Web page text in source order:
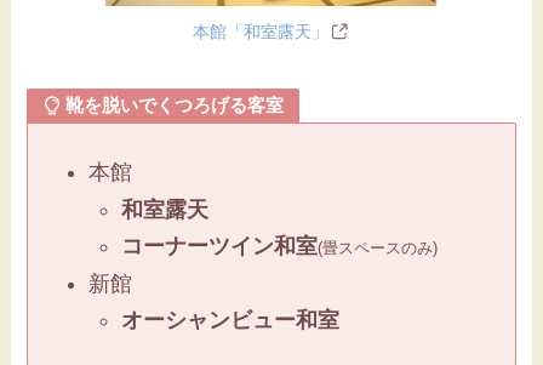
本館「和室露天」
靴を脱いでくつろげる客室
本館
和室露天
コーナーツイン和室(畳スペースのみ)
新館
オーシャンビュー和室